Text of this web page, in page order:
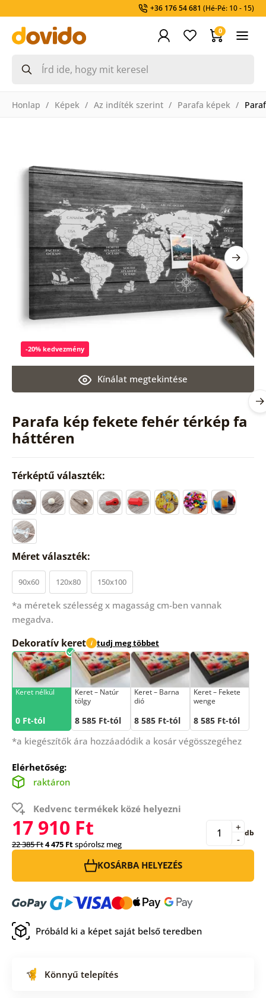
+36 176 54 681 (Hé-Pé: 10 - 15)
0
Honlap Képek Az indíték szerint Parafa képek
Parafa kép fekete fehér térkép fa
háttéren
Kínálat megtekintése
-20% kedvezmény
Térképtű választék:
Méret választék:
90x60 120x80 150x100
*a méretek szélesség x magasság cm-ben vannak
megadva.
Dekoratív keret i tudj meg többet
Keret nélkül
0 Ft-tól
Keret – Natúr
tölgy
8 585 Ft-tól
Keret – Barna
dió
8 585 Ft-tól
Keret – Fekete
wenge
8 585 Ft-tól
*a kiegészítők ára hozzáadódik a kosár végösszegéhez
Elérhetőség:
raktáron
Kedvenc termékek közé helyezni
17 910 Ft
22 385 Ft4 475 Ftspórolsz meg -
+ db
KOSÁRBA HELYEZÉS
Próbáld ki a képet saját belső teredben
Könnyű telepítés